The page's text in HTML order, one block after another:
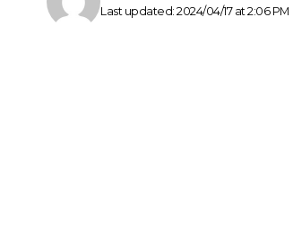
Last updated: 2024/04/17 at 2:06 PM